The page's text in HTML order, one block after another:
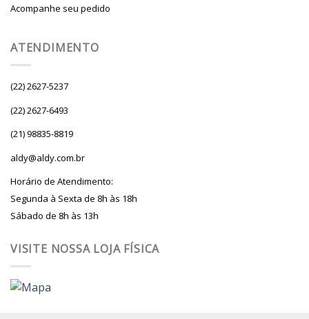
Acompanhe seu pedido
ATENDIMENTO
(22) 2627-5237
(22) 2627-6493
(21) 98835-8819
aldy@aldy.com.br
Horário de Atendimento:
Segunda à Sexta de 8h às 18h
Sábado de 8h às 13h
VISITE NOSSA LOJA FÍSICA